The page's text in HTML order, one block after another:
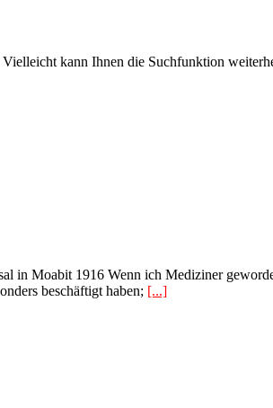
kann Ihnen die Suchfunktion
in Moabit 1916 Wenn ich Mediziner
beschäftigt haben; [...]